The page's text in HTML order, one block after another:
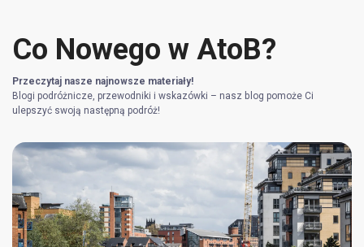
Co Nowego w AtoB?
Przeczytaj nasze najnowsze materiały!
Blogi podróżnicze, przewodniki i wskazówki – nasz blog pomoże Ci
ulepszyć swoją następną podróż!